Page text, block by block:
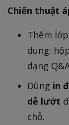
Chiến thuật
Thêm lớp
dung:
dạng
Dùng in
dễ lướt
chỗ.